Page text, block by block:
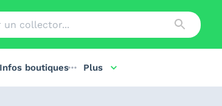
Infos boutiques Plus